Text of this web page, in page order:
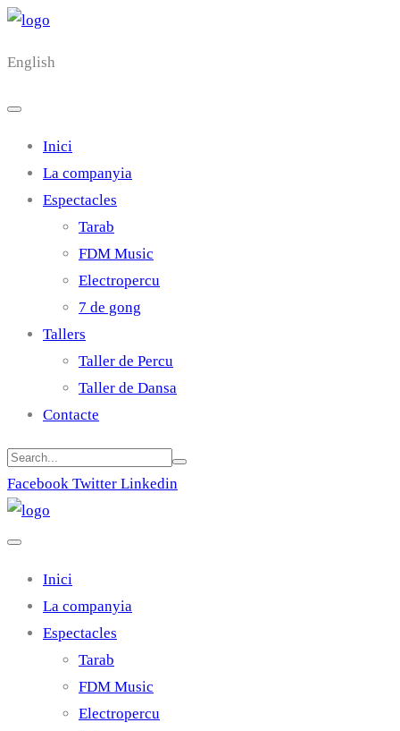
English
Inici
La companyia
Espectacles
Tarab
FDM Music
Electropercu
7 de gong
Tallers
Taller de Percu
Taller de Dansa
Contacte
Facebook Twitter Linkedin
Inici
La companyia
Espectacles
Tarab
FDM Music
Electropercu